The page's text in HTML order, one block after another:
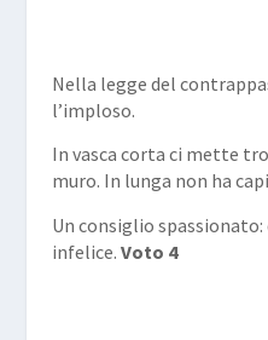
Nella legge del
l’imploso.
In vasca corta ci mette
muro. In lunga non ha
Un consiglio spassionato:
infelice. Voto 4